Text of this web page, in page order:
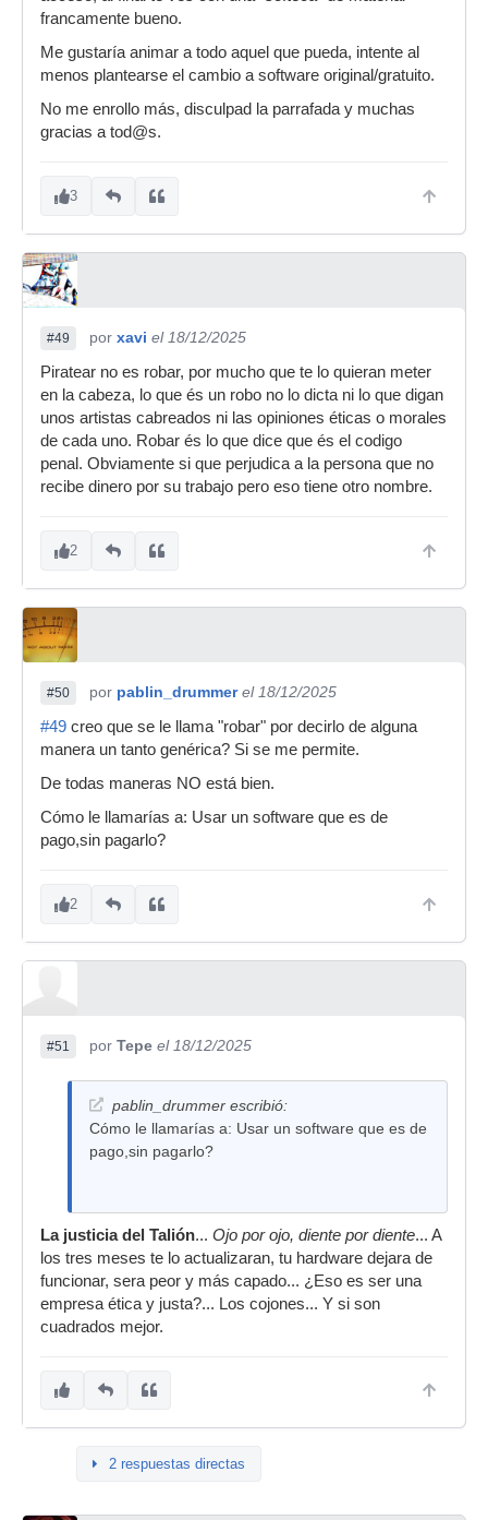
francamente bueno.
Me gustaría animar a todo aquel que pueda, intente al
menos plantearse el cambio a software original/gratuito.
No me enrollo más, disculpad la parrafada y muchas
gracias a tod@s.
3
#49 por xavi el 18/12/2025
Piratear no es robar, por mucho que te lo quieran meter
en la cabeza, lo que és un robo no lo dicta ni lo que digan
unos artistas cabreados ni las opiniones éticas o morales
de cada uno. Robar és lo que dice que és el codigo
penal. Obviamente si que perjudica a la persona que no
recibe dinero por su trabajo pero eso tiene otro nombre.
2
#50 por pablin_drummer el 18/12/2025
#49 creo que se le llama "robar" por decirlo de alguna
manera un tanto genérica? Si se me permite.
De todas maneras NO está bien.
Cómo le llamarías a: Usar un software que es de
pago,sin pagarlo?
2
#51 por Tepe el 18/12/2025
pablin_drummer escribió:
Cómo le llamarías a: Usar un software que es de
pago,sin pagarlo?
La justicia del Talión... Ojo por ojo, diente por diente... A
los tres meses te lo actualizaran, tu hardware dejara de
funcionar, sera peor y más capado... ¿Eso es ser una
empresa ética y justa?... Los cojones... Y si son
cuadrados mejor.
2 respuestas directas